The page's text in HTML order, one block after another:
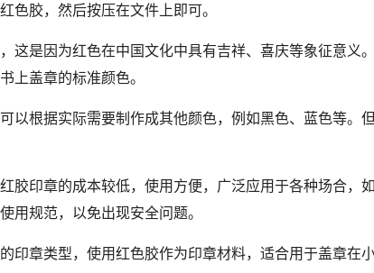
色胶，然后按压在文件上即可。
是因为红色在中国文化中具有吉祥、喜庆等象征意义
上盖章的标准颜色。
根据实际需要制作成其他颜色，例如黑色、蓝色等。
印章的成本较低，使用方便，广泛应用于各种场合，
用规范，以免出现安全问题。
章类型，使用红色胶作为印章材料，适合用于盖章在